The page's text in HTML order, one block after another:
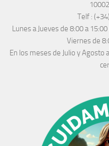
Telf :
Lunes a Jueves de 8:00 a
Viernes de
En los meses de Julio y Agosto